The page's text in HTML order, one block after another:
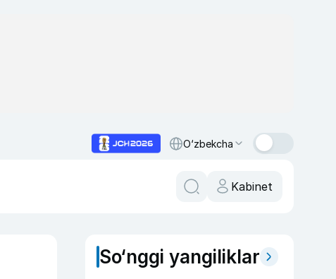
O‘zbekcha
Kabinet
So‘nggi yangiliklar